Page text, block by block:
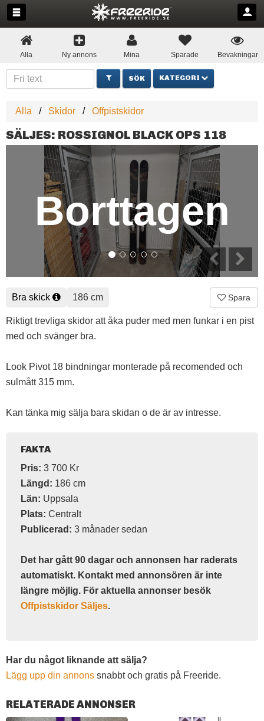
Alla Ny annons Mina Sparade Bevakningar
KATEGORI
Alla Skidor Offpistskidor
SÄLJES: ROSSIGNOL BLACK OPS 118
Borttagen
Spara
Bra skick 186 cm
Riktigt trevliga skidor att åka puder med men funkar i en pist
med och svänger bra.
Look Pivot 18 bindningar monterade på recomended och
sulmått 315 mm.
Kan tänka mig sälja bara skidan o de är av intresse.
FAKTA
Pris: 3 700 Kr
Längd: 186 cm
Län: Uppsala
Plats: Centralt
Publicerad: 3 månader sedan
Det har gått 90 dagar och annonsen har raderats
automatiskt. Kontakt med annonsören är inte
längre möjlig. För aktuella annonser besök
Offpistskidor Säljes.
Har du något liknande att sälja?
Lägg upp din annons snabbt och gratis på Freeride.
RELATERADE ANNONSER